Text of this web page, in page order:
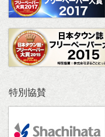
特別協賛